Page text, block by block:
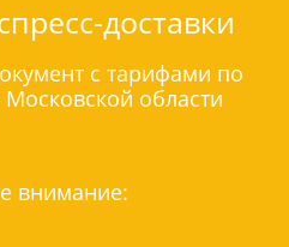
доставки
с тарифами по
области
внимание: